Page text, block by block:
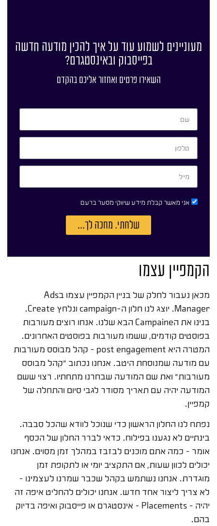
מעוניינים לשמוע עוד על איך להכין מודעה חדשה
בפייסבוק ובאינסטגרם?
השאירו פרטים ואחזור אליכם בהקדם
אני מאשר קבלת מידע שיווקי מסער ברעם
שלחתי. מחכה לך...
הקמפיין עצמו
מכאן נעבור לחלק של בניין הקמפיין עצמו בAds
Manager. יוצג לנו חלון ה-campaign ונלחץ Create.
בנינו את הCampaine הבא שלנו. אנחו רוצים מעורבות
בפוסטים קודמים, ששמו מעורבות בפוסטים האחרונים.
המטרה היא post engagement – קהל מבוסס מעורבות
עם מודעה שמנוסחת היטב. אנחנו נכתוב "קהל מבוסס
מעורבות" ואת שם המודעה שבחרנו מתחתיו. רצוי ששם
המודעה יהיה עם תאריך מסודר לגבי סיום והתחלה של
קמפיין.
נפתח לנו החלון הראשון כדי שנוכל לוודא שהכל סבבה.
בינתיים לא נגענו בפילוח. כדאי לברר החלון של הכסף
אומר – כמה אתם מוכנים לבזבז במהלך זמן מסוים. אנחנו
יכולים לכוון שעות, אם התקציב יומי או לתקופת זמן
מוגדרת. אנחנו נשתמש בקהל שכבר שמרנו לעצמינו –
לא צריך ליצור אחד חדש. אנחנו יכולים להחליט איפה זה
יהיה – Placements – אינסטגרם או פייסבוק ואיפה בדיוק
בהם.